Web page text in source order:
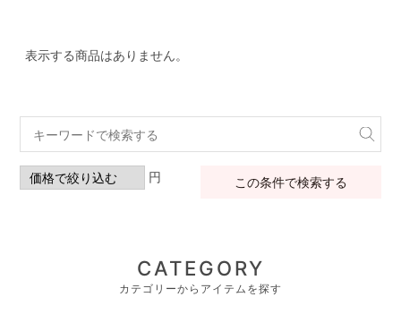
表示する商品はありません。
円 この条件で検索する
CATEGORY
カテゴリーからアイテムを探す